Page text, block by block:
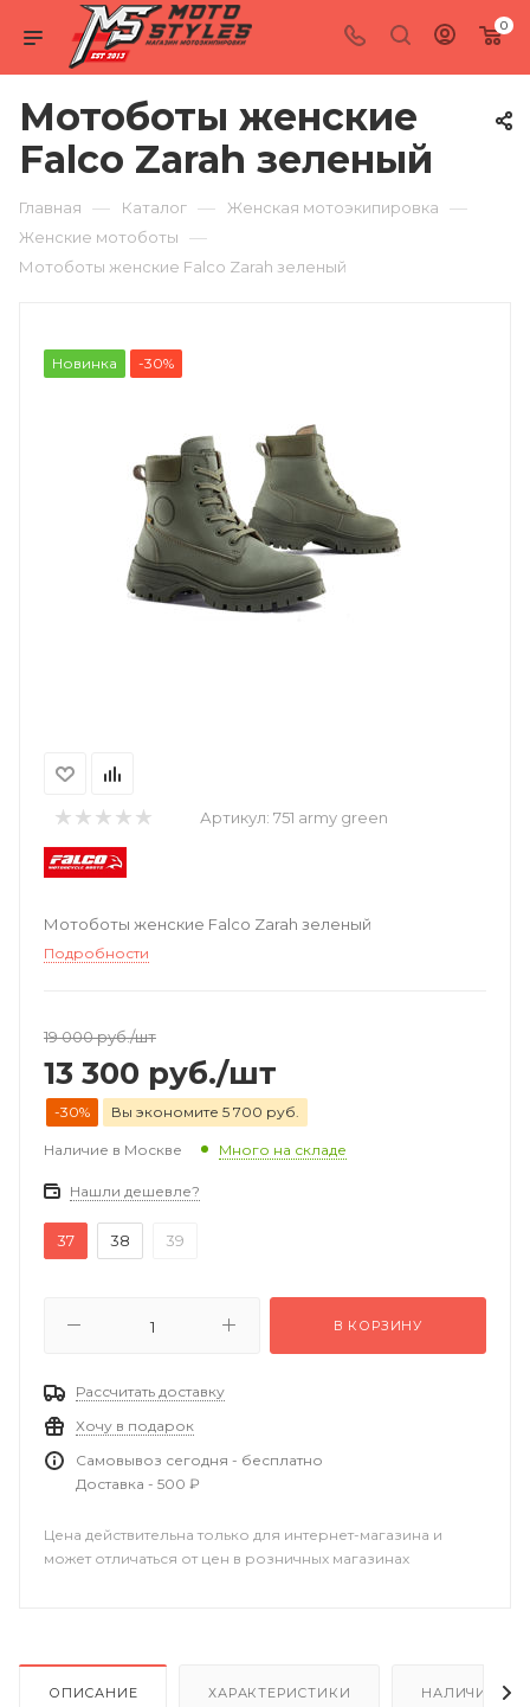
0
Мотоботы женские
Falco Zarah зеленый
Главная — Каталог — Женская мотоэкипировка —
Женские мотоботы —
Мотоботы женские Falco Zarah зеленый
Новинка -30%
Артикул: 751 army green
Мотоботы женские Falco Zarah зеленый
Подробности
19 000руб./шт
13 300 руб./шт
-30% Вы экономите 5 700 руб.
Наличие в Москве Много на складе
Нашли дешевле?
37 38 39
В КОРЗИНУ
Рассчитать доставку
Хочу в подарок
Самовывоз сегодня - бесплатно
Доставка - 500 ₽
Цена действительна только для интернет-магазина и
может отличаться от цен в розничных магазинах
ОПИСАНИЕ ХАРАКТЕРИСТИКИ НАЛИЧИЕ